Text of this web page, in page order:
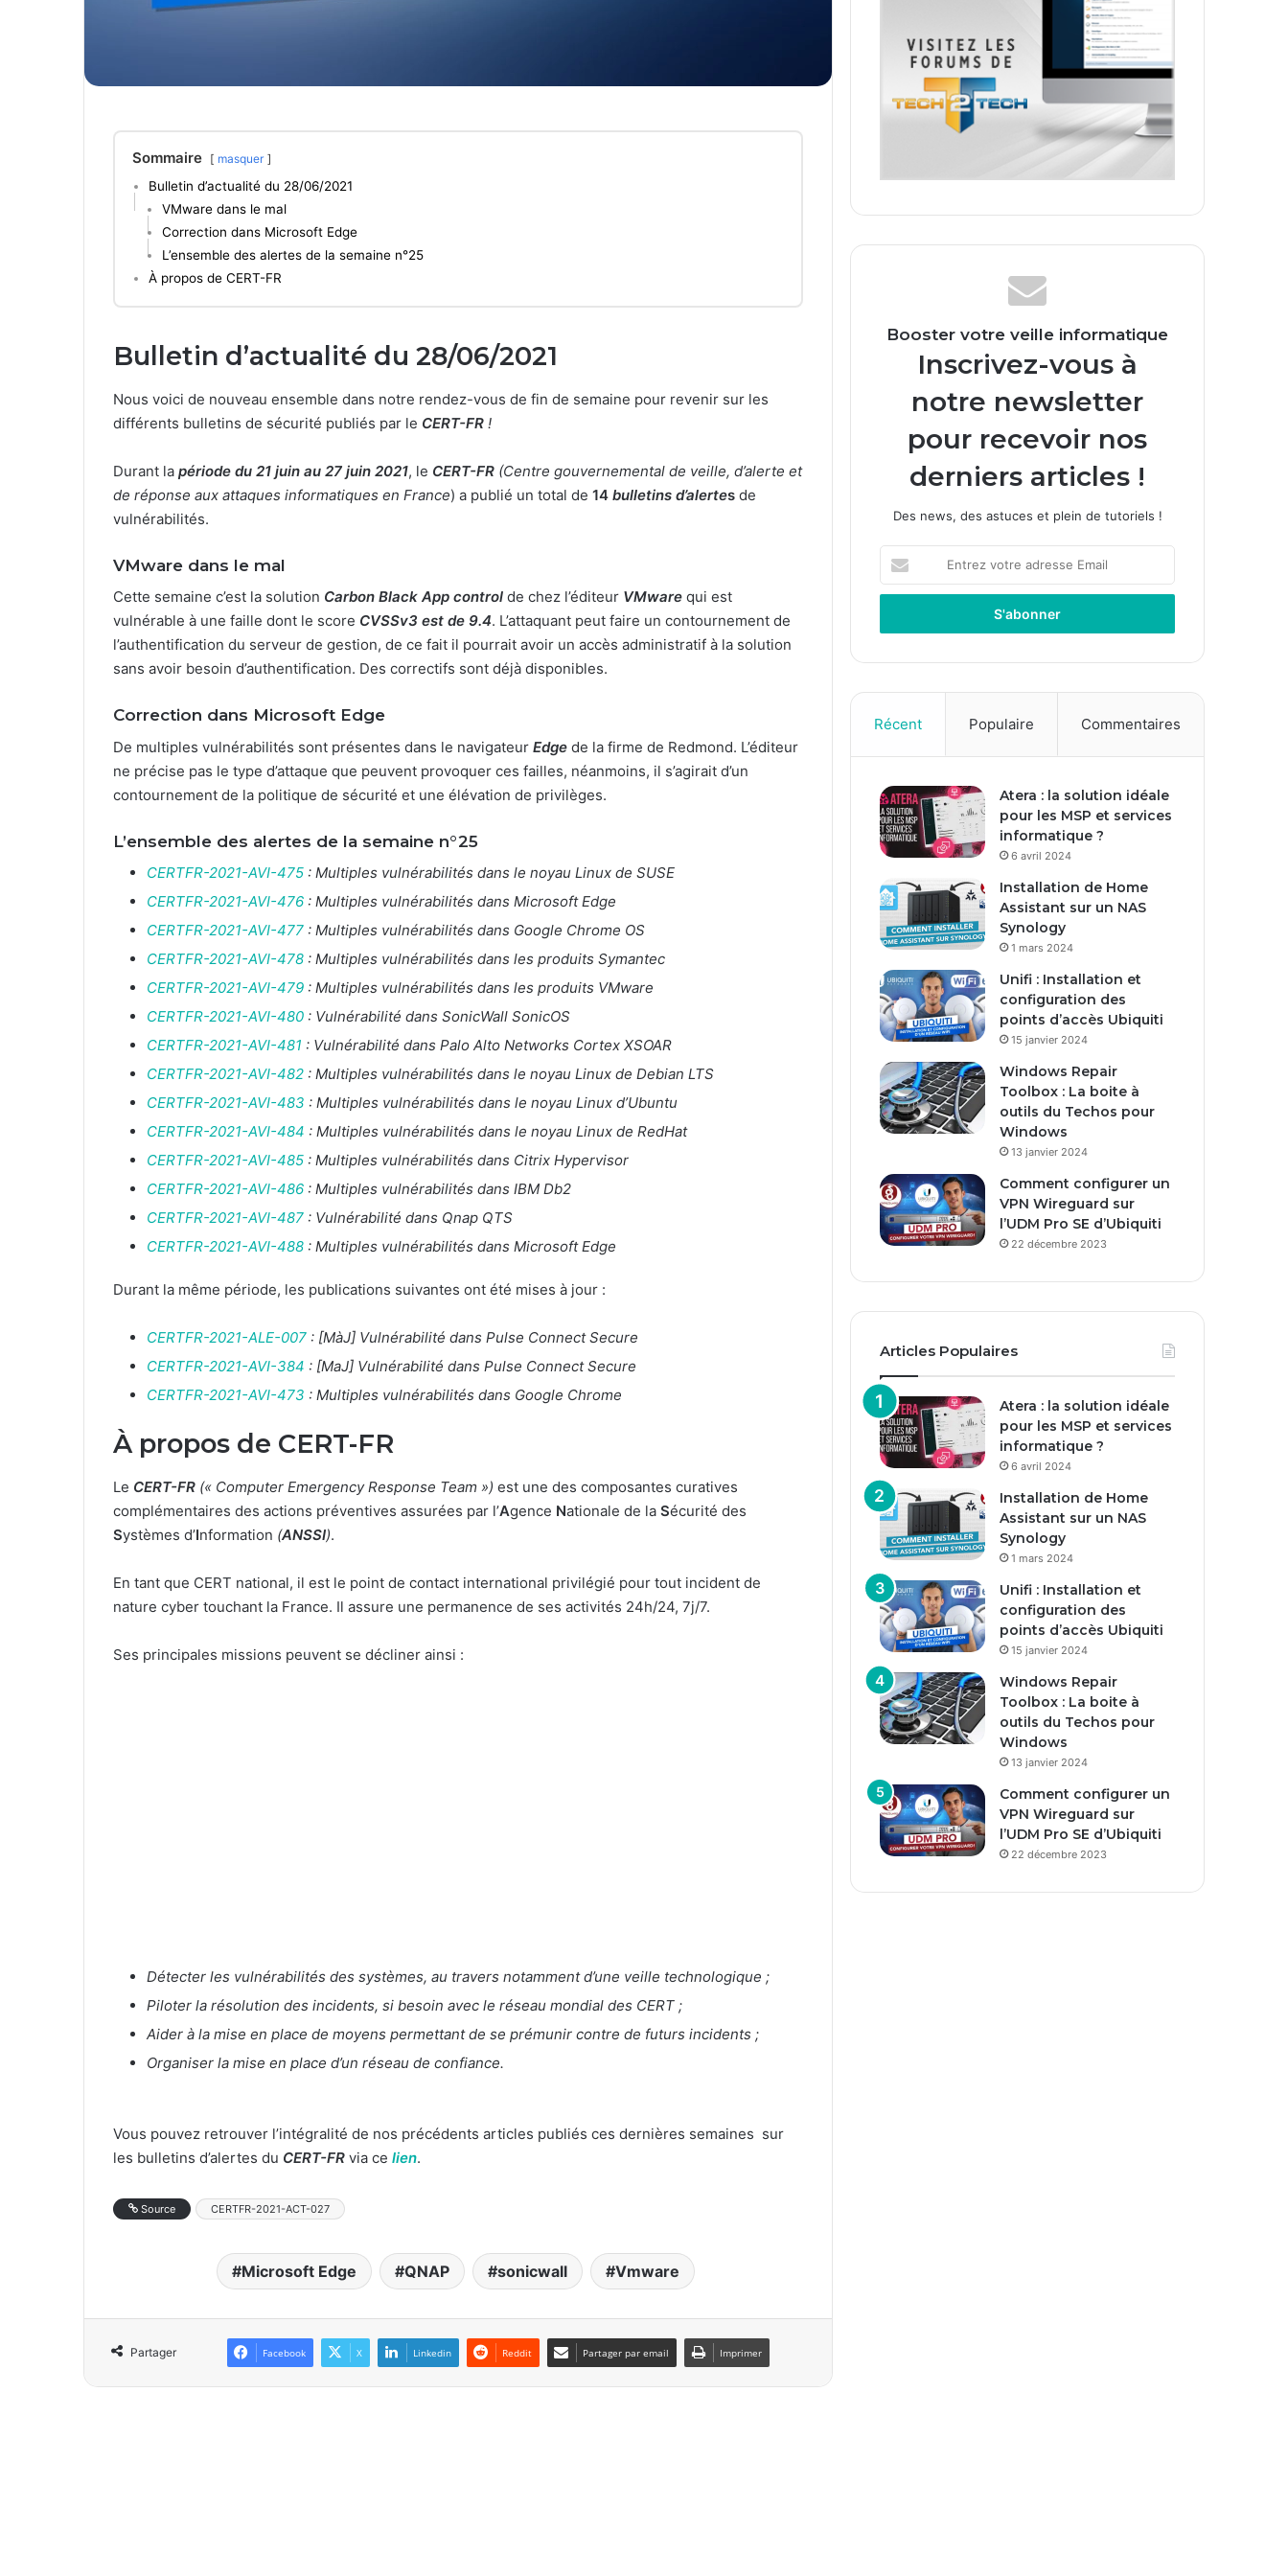
Sommaire masquer
Bulletin d’actualité du 28/06/2021
VMware dans le mal
Correction dans Microsoft Edge
L’ensemble des alertes de la semaine n°25
À propos de CERT-FR
Bulletin d’actualité du 28/06/2021
Nous voici de nouveau ensemble dans notre rendez-vous de fin de semaine pour revenir sur les
différents bulletins de sécurité publiés par le CERT-FR !
Durant la période du 21 juin au 27 juin 2021, le CERT-FR (Centre gouvernemental de veille, d’alerte et
de réponse aux attaques informatiques en France) a publié un total de 14 bulletins d’alertes de
vulnérabilités.
VMware dans le mal
Cette semaine c’est la solution Carbon Black App control de chez l’éditeur VMware qui est
vulnérable à une faille dont le score CVSSv3 est de 9.4. L’attaquant peut faire un contournement de
l’authentification du serveur de gestion, de ce fait il pourrait avoir un accès administratif à la solution
sans avoir besoin d’authentification. Des correctifs sont déjà disponibles.
Correction dans Microsoft Edge
De multiples vulnérabilités sont présentes dans le navigateur Edge de la firme de Redmond. L’éditeur
ne précise pas le type d’attaque que peuvent provoquer ces failles, néanmoins, il s’agirait d’un
contournement de la politique de sécurité et une élévation de privilèges.
L’ensemble des alertes de la semaine n°25
CERTFR-2021-AVI-475 : Multiples vulnérabilités dans le noyau Linux de SUSE
CERTFR-2021-AVI-476 : Multiples vulnérabilités dans Microsoft Edge
CERTFR-2021-AVI-477 : Multiples vulnérabilités dans Google Chrome OS
CERTFR-2021-AVI-478 : Multiples vulnérabilités dans les produits Symantec
CERTFR-2021-AVI-479 : Multiples vulnérabilités dans les produits VMware
CERTFR-2021-AVI-480 : Vulnérabilité dans SonicWall SonicOS
CERTFR-2021-AVI-481 : Vulnérabilité dans Palo Alto Networks Cortex XSOAR
CERTFR-2021-AVI-482 : Multiples vulnérabilités dans le noyau Linux de Debian LTS
CERTFR-2021-AVI-483 : Multiples vulnérabilités dans le noyau Linux d’Ubuntu
CERTFR-2021-AVI-484 : Multiples vulnérabilités dans le noyau Linux de RedHat
CERTFR-2021-AVI-485 : Multiples vulnérabilités dans Citrix Hypervisor
CERTFR-2021-AVI-486 : Multiples vulnérabilités dans IBM Db2
CERTFR-2021-AVI-487 : Vulnérabilité dans Qnap QTS
CERTFR-2021-AVI-488 : Multiples vulnérabilités dans Microsoft Edge
Durant la même période, les publications suivantes ont été mises à jour :
CERTFR-2021-ALE-007 : [MàJ] Vulnérabilité dans Pulse Connect Secure
CERTFR-2021-AVI-384 : [MaJ] Vulnérabilité dans Pulse Connect Secure
CERTFR-2021-AVI-473 : Multiples vulnérabilités dans Google Chrome
À propos de CERT-FR
Le CERT-FR (« Computer Emergency Response Team ») est une des composantes curatives
complémentaires des actions préventives assurées par l’Agence Nationale de la Sécurité des
Systèmes d’Information (ANSSI).
En tant que CERT national, il est le point de contact international privilégié pour tout incident de
nature cyber touchant la France. Il assure une permanence de ses activités 24h/24, 7j/7.
Ses principales missions peuvent se décliner ainsi :
Détecter les vulnérabilités des systèmes, au travers notamment d’une veille technologique ;
Piloter la résolution des incidents, si besoin avec le réseau mondial des CERT ;
Aider à la mise en place de moyens permettant de se prémunir contre de futurs incidents ;
Organiser la mise en place d’un réseau de confiance.
Vous pouvez retrouver l’intégralité de nos précédents articles publiés ces dernières semaines sur
les bulletins d’alertes du CERT-FR via ce lien.
Source CERTFR-2021-ACT-027
Microsoft Edge QNAP sonicwall Vmware
Partager Facebook X Linkedin Reddit Partager par email Imprimer
Booster votre veille informatique
Inscrivez-vous à
notre newsletter
pour recevoir nos
derniers articles !
Des news, des astuces et plein de tutoriels !
votre
adresse
Récent Populaire Commentaires
Atera : la solution idéale
pour les MSP et services
informatique ?
6 avril 2024
Installation de Home
Assistant sur un NAS
Synology
1 mars 2024
Unifi : Installation et
configuration des
points d’accès Ubiquiti
15 janvier 2024
Windows Repair
Toolbox : La boite à
outils du Techos pour
Windows
13 janvier 2024
Comment configurer un
VPN Wireguard sur
l’UDM Pro SE d’Ubiquiti
22 décembre 2023
Articles Populaires
Atera : la solution idéale
pour les MSP et services
informatique ?
6 avril 2024
Installation de Home
Assistant sur un NAS
Synology
1 mars 2024
Unifi : Installation et
configuration des
points d’accès Ubiquiti
15 janvier 2024
Windows Repair
Toolbox : La boite à
outils du Techos pour
Windows
13 janvier 2024
Comment configurer un
VPN Wireguard sur
l’UDM Pro SE d’Ubiquiti
22 décembre 2023